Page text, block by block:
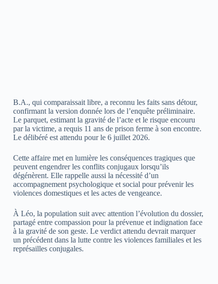
B.A., qui comparaissait libre, a reconnu les faits sans détour,
confirmant la version donnée lors de l’enquête préliminaire.
Le parquet, estimant la gravité de l’acte et le risque encouru
par la victime, a requis 11 ans de prison ferme à son encontre.
Le délibéré est attendu pour le 6 juillet 2026.
Cette affaire met en lumière les conséquences tragiques que
peuvent engendrer les conflits conjugaux lorsqu’ils
dégénèrent. Elle rappelle aussi la nécessité d’un
accompagnement psychologique et social pour prévenir les
violences domestiques et les actes de vengeance.
À Léo, la population suit avec attention l’évolution du dossier,
partagé entre compassion pour la prévenue et indignation face
à la gravité de son geste. Le verdict attendu devrait marquer
un précédent dans la lutte contre les violences familiales et les
représailles conjugales.